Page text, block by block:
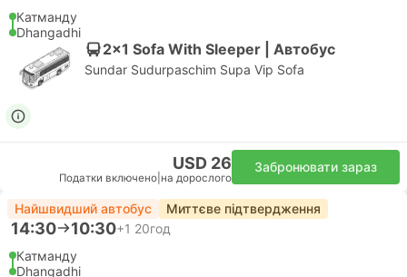
Катманду
Dhangadhi
2x1 Sofa With Sleeper | Автобус
Sundar Sudurpaschim Supa Vip Sofa
USD 26
Податки включено на дорослого
Забронювати зараз
Найшвидший автобус Миттєве підтвердження
14:30 10:30+1 20год
Катманду
Dhangadhi